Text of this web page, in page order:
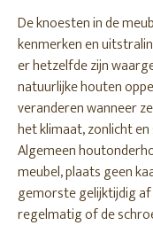
De knoesten in de
kenmerken en
er hetzelfde zijn
natuurlijke houten
veranderen wanneer
het klimaat, zonlicht
Algemeen
meubel, plaats geen
gemorste gelijktijdig
regelmatig of de